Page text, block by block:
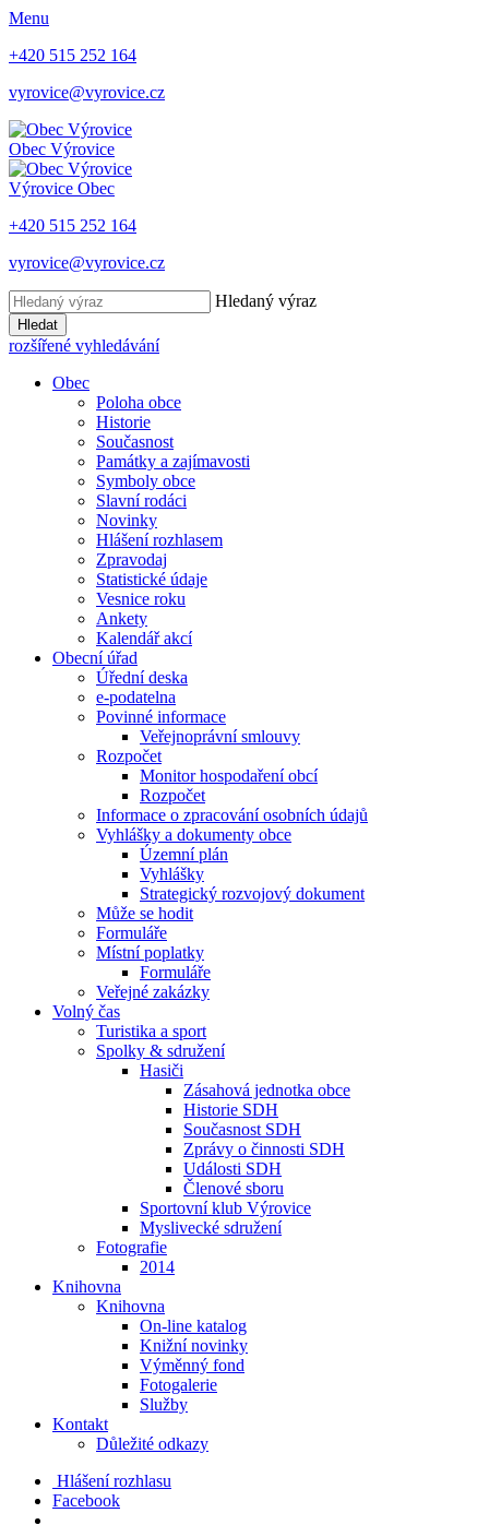
Menu
+420 515 252 164
vyrovice@vyrovice.cz
Obec Výrovice
Výrovice Obec
+420 515 252 164
vyrovice@vyrovice.cz
Hledaný výraz
Hledat
rozšířené vyhledávání
Obec
Poloha obce
Historie
Současnost
Památky a zajímavosti
Symboly obce
Slavní rodáci
Novinky
Hlášení rozhlasem
Zpravodaj
Statistické údaje
Vesnice roku
Ankety
Kalendář akcí
Obecní úřad
Úřední deska
e-podatelna
Povinné informace
Veřejnoprávní smlouvy
Rozpočet
Monitor hospodaření obcí
Rozpočet
Informace o zpracování osobních údajů
Vyhlášky a dokumenty obce
Územní plán
Vyhlášky
Strategický rozvojový dokument
Může se hodit
Formuláře
Místní poplatky
Formuláře
Veřejné zakázky
Volný čas
Turistika a sport
Spolky & sdružení
Hasiči
Zásahová jednotka obce
Historie SDH
Současnost SDH
Zprávy o činnosti SDH
Události SDH
Členové sboru
Sportovní klub Výrovice
Myslivecké sdružení
Fotografie
2014
Knihovna
Knihovna
On-line katalog
Knižní novinky
Výměnný fond
Fotogalerie
Služby
Kontakt
Důležité odkazy
Hlášení rozhlasu
Facebook